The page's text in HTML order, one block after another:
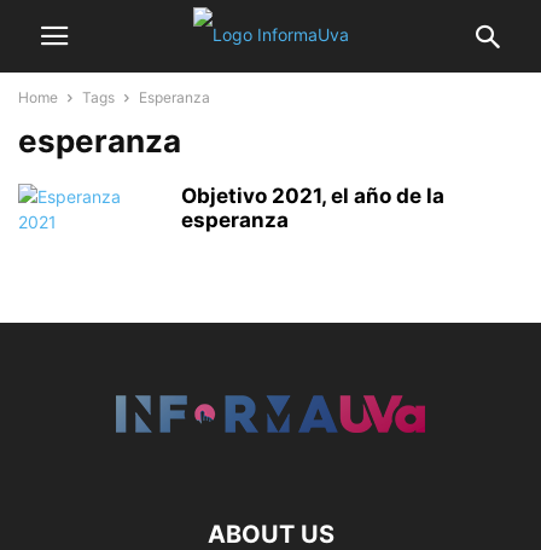
Home Tags Esperanza
esperanza
Objetivo 2021, el año de la
esperanza
ABOUT US